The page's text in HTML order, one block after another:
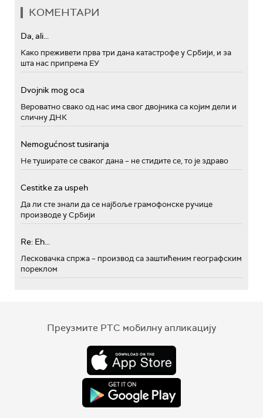
КОМЕНТАРИ
Da, ali...
Како преживети прва три дана катастрофе у Србији, и за
шта нас припрема ЕУ
Dvojnik mog oca
Вероватно свако од нас има свог двојника са којим дели и
сличну ДНК
Nemogućnost tusiranja
Не туширате се сваког дана – не стидите се, то је здраво
Cestitke za uspeh
Да ли сте знали да се најбоље грамофонске ручице
производе у Србији
Re: Eh...
Лесковачка спржа – производ са заштићеним географским
пореклом
Преузмите РТС мобилну апликацију